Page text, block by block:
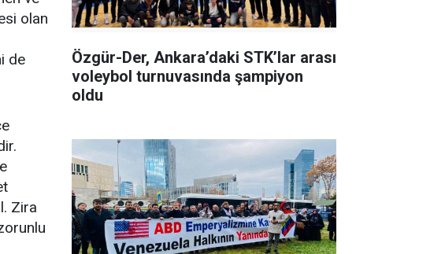
olan
de
Zira
Özgür-Der, Ankara’daki STK’lar arası
voleybol turnuvasında şampiyon
oldu